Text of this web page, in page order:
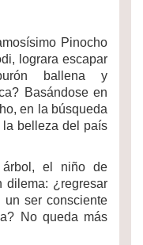
Pinocho
lograra escapar
ballena y
Basándose en
en la búsqueda
la belleza del país
el niño de
dilema: ¿regresar
ser consciente
No queda más